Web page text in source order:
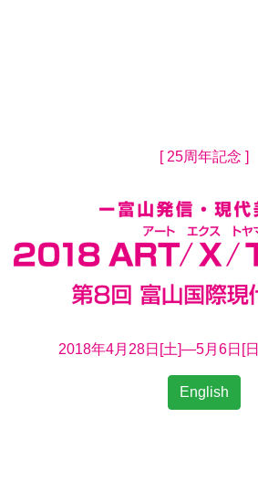
2018 ART/X/
[ 25周年記念 ]
2018年4月28日[土]―5月6日[日
English